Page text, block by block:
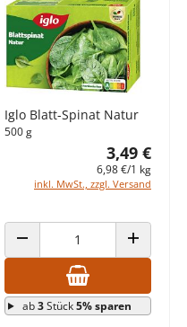
Iglo Blatt-Spinat Natur
500 g
3,49 €
6,98 €/1 kg
inkl. MwSt., zzgl. Versand
ANZAHL VERRINGERN ANZAHL
ab3Stück5% sparen